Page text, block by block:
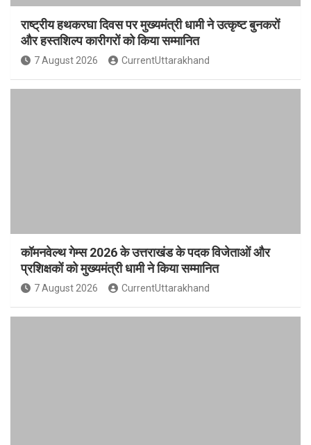
राष्ट्रीय हथकरघा दिवस पर मुख्यमंत्री धामी ने उत्कृष्ट बुनकरों
और हस्तशिल्प कारीगरों को किया सम्मानित
7 August 2026 CurrentUttarakhand
कॉमनवेल्थ गेम्स 2026 के उत्तराखंड के पदक विजेताओं और
प्रशिक्षकों को मुख्यमंत्री धामी ने किया सम्मानित
7 August 2026 CurrentUttarakhand